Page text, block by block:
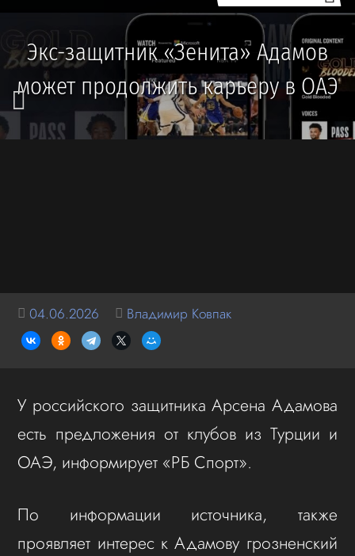
Экс-защитник «Зенита» Адамов
может продолжить карьеру в ОАЭ
04.06.2026 Владимир Ковпак
У российского защитника Арсена Адамова
есть предложения от клубов из Турции и
ОАЭ, информирует «РБ Спорт».
По информации источника,
также
проявляет интерес к Адамову грозненский